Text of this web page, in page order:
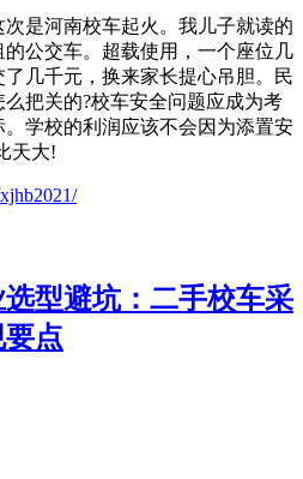
是河南校车起火。我儿子就读的
公交车。超载使用，一个座位几
几千元，换来家长提心吊胆。民
把关的?校车安全问题应成为考
学校的利润应该不会因为添置安
天大!
型避坑：二手校车采
点